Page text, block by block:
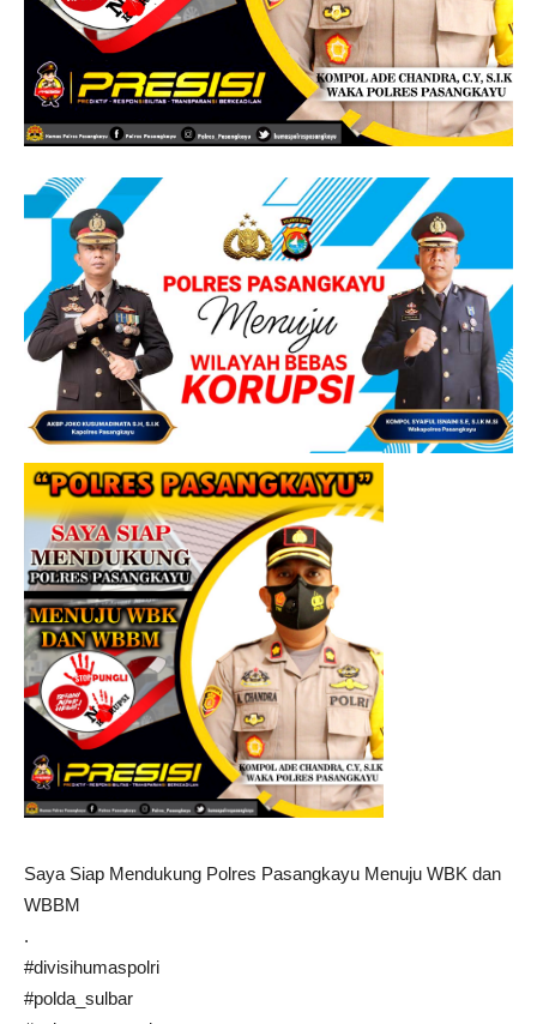
Saya Siap Mendukung Polres Pasangkayu Menuju WBK dan
WBBM
.
#divisihumaspolri
#polda_sulbar